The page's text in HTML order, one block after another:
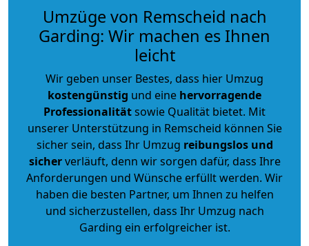
Umzüge von Remscheid nach
Garding: Wir machen es Ihnen
leicht
Wir geben unser Bestes, dass hier Umzug
kostengünstig und eine hervorragende
Professionalitätsowie Qualität bietet. Mit
unserer Unterstützung in Remscheid können Sie
sicher sein, dass Ihr Umzug reibungslos und
sicherverläuft, denn wir sorgen dafür, dass Ihre
Anforderungen und Wünsche erfüllt werden. Wir
haben die besten Partner, um Ihnen zu helfen
und sicherzustellen, dass Ihr Umzug nach
Garding ein erfolgreicher ist.